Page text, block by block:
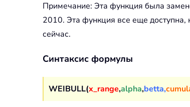
Примечание: Эта функция была
2010. Эта функция все еще
сейчас.
Синтаксис формулы
WEIBULL(x_range,alpha,betta,